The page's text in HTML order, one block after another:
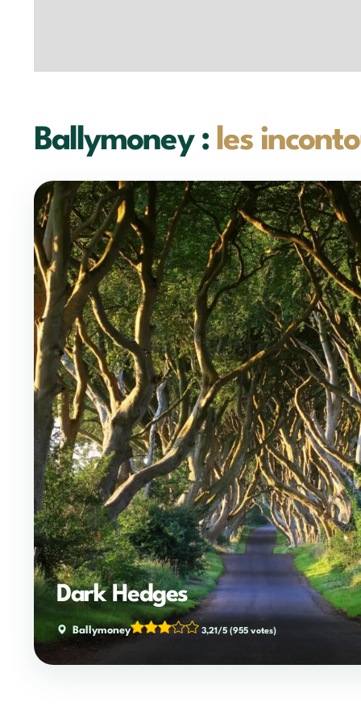
Ballymoney : les
Dark Hedges
Ballymoney 3,21/5 (955 votes)